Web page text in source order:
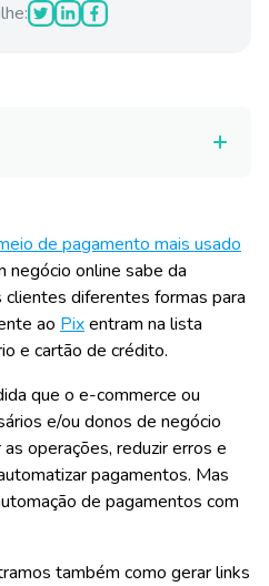
de pagamento mais usado
negócio online sabe da
diferentes formas para
ao Pixentram na lista
e cartão de crédito.
que o e-commerce ou
e/ou donos de negócio
operações, reduzir erros e
pagamentos. Mas
de pagamentos com
também como gerar links